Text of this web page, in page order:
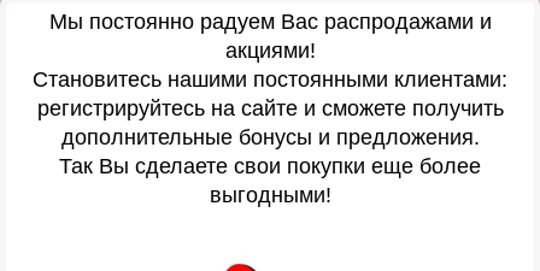
Мы постоянно радуем Вас распродажами и
акциями!
Становитесь нашими постоянными клиентами:
регистрируйтесь на сайте и сможете получить
дополнительные бонусы и предложения.
Так Вы сделаете свои покупки еще более
выгодными!